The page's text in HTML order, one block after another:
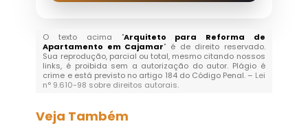
O texto acima "Arquiteto para Reforma de
Apartamento em Cajamar" é de direito reservado.
Sua reprodução, parcial ou total, mesmo citando nossos
links, é proibida sem a autorização do autor. Plágio é
crime e está previsto no artigo 184 do Código Penal. – Lei
n° 9.610-98 sobre direitos autorais.
Veja Também